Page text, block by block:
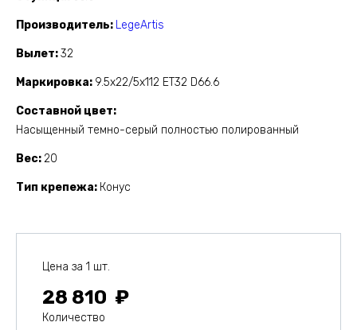
Производитель LegeArtis
Вылет 32
Маркировка 9.5x22/5x112 ET32 D66.6
Составной цвет
Насыщенный темно-серый полностью полированный
Вес 20
Тип крепежа Конус
Цена за 1 шт.
28 810
Количество